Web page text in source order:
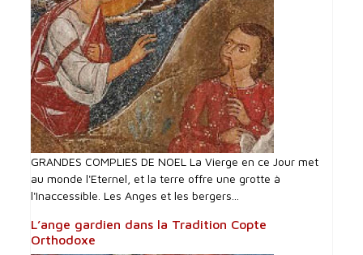
GRANDES COMPLIES DE NOEL La Vierge en ce Jour met
au monde l'Eternel, et la terre offre une grotte à
l'Inaccessible. Les Anges et les bergers...
L’ange gardien dans la Tradition Copte
Orthodoxe